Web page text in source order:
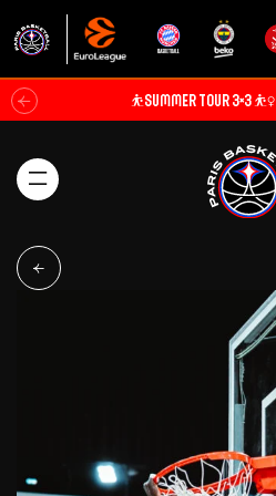
⛹️SUMMER TOUR 3×3 ⛹️‍♀️